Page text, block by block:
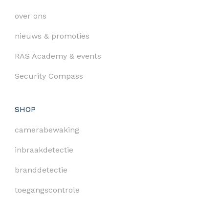
over ons
nieuws & promoties
RAS Academy & events
Security Compass
SHOP
camerabewaking
inbraakdetectie
branddetectie
toegangscontrole